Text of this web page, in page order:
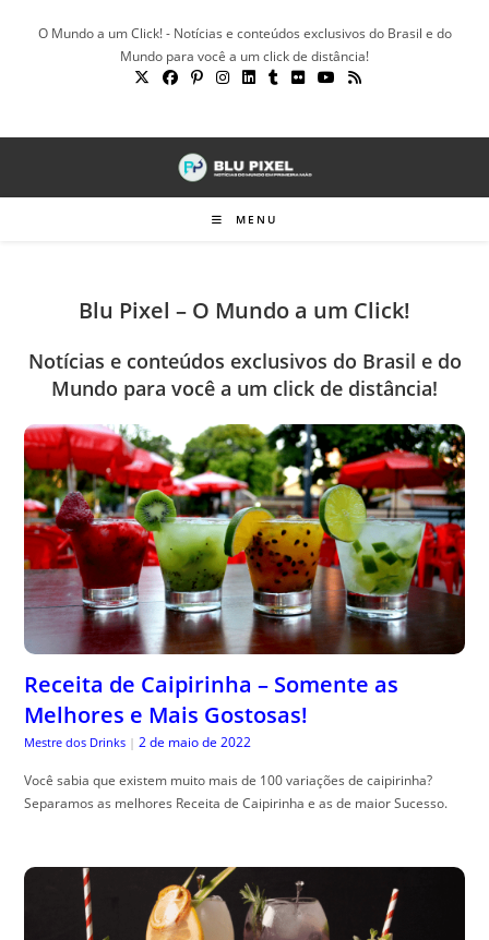
O Mundo a um Click! - Notícias e conteúdos exclusivos do Brasil e do
Mundo para você a um click de distância!
MENU
Blu Pixel – O Mundo a um Click!
Notícias e conteúdos exclusivos do Brasil e do
Mundo para você a um click de distância!
Receita de Caipirinha – Somente as
Melhores e Mais Gostosas!
Mestre dos Drinks | 2 de maio de 2022
Você sabia que existem muito mais de 100 variações de caipirinha?
Separamos as melhores Receita de Caipirinha e as de maior Sucesso.